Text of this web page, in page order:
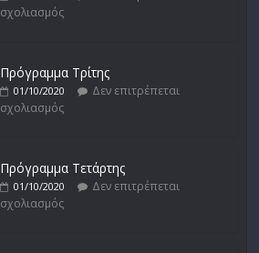
σχολιασμός
Πρόγραμμα Τρίτης
01/10/2020
Δεν επιτρέπεται
σχολιασμός
Πρόγραμμα Τετάρτης
01/10/2020
Δεν επιτρέπεται
σχολιασμός